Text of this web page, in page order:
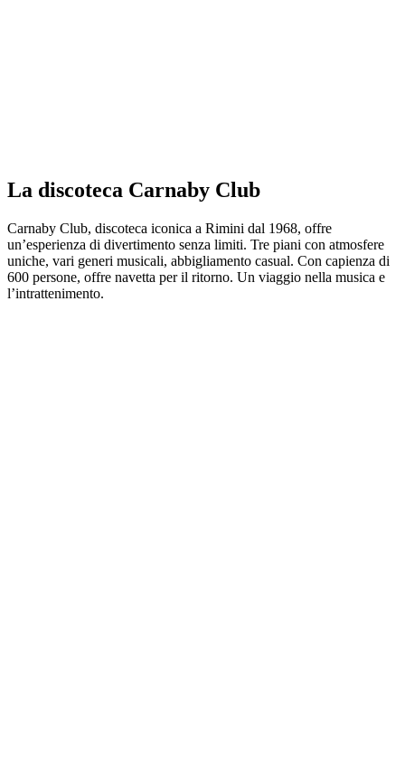
La discoteca Carnaby Club
Carnaby Club, discoteca iconica a Rimini dal 1968, offre
un’esperienza di divertimento senza limiti. Tre piani con atmosfere
uniche, vari generi musicali, abbigliamento casual. Con capienza di
600 persone, offre navetta per il ritorno. Un viaggio nella musica e
l’intrattenimento.